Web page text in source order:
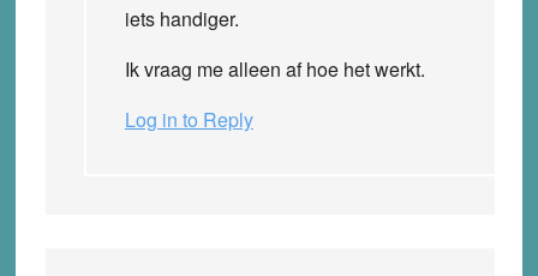
iets handiger.
Ik vraag me alleen af hoe het werkt.
Log in to Reply